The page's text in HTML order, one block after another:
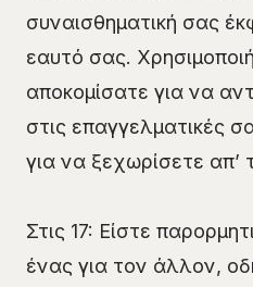
συναισθηματική σας
εαυτό σας.
αποκομίσατε για να
στις επαγγελματικές
για να ξεχωρίσετε απ’
Στις 17: Είστε
ένας για τον άλλον,